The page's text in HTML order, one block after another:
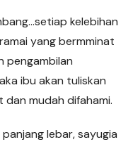
kelebihan
yang bermminat
pengambilan
ibu akan tuliskan
mudah difahami.
lebar, sayugia